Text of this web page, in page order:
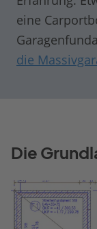
eine
die
Die